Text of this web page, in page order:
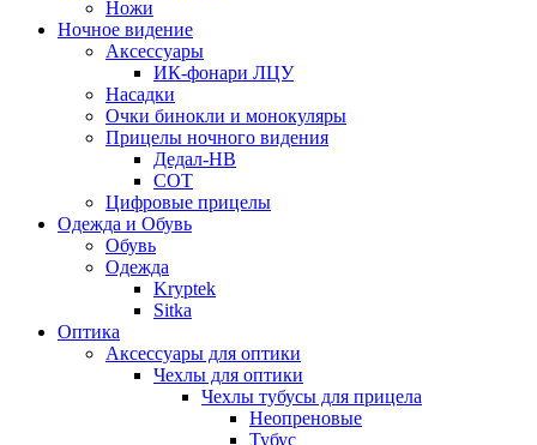
Ножи
Ночное видение
Аксессуары
ИК-фонари ЛЦУ
Насадки
Очки бинокли и монокуляры
Прицелы ночного видения
Дедал-НВ
СОТ
Цифровые прицелы
Одежда и Обувь
Обувь
Одежда
Kryptek
Sitka
Оптика
Аксессуары для оптики
Чехлы для оптики
Чехлы тубусы для прицела
Неопреновые
Тубус